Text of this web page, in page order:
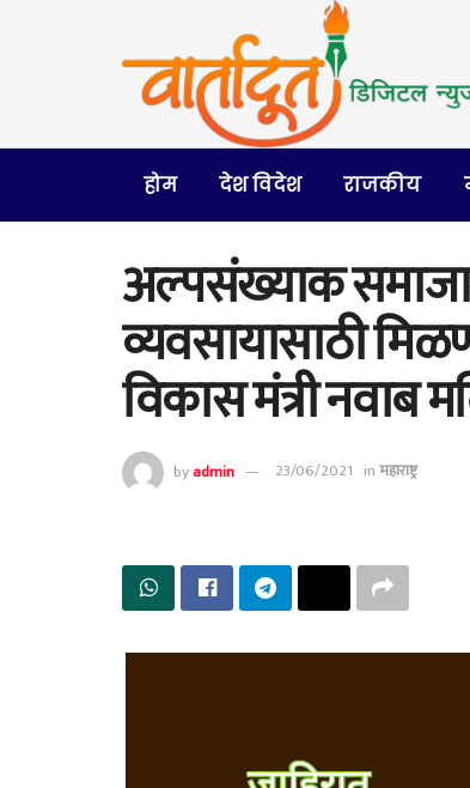
होम देश विदेश राजकीय
अल्पसंख्याक
व्यवसायासाठी
विकास मंत्री नवाब
byadmin 23/06/2021 inमहाराष्ट्र